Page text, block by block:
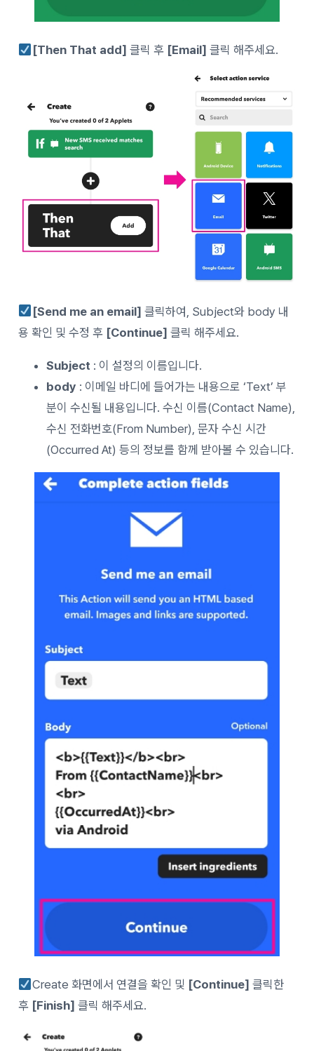
[Then That add] 클릭 후 [Email] 클릭 해주세요.
[Send me an email] 클릭하여, Subject와 body 내
용 확인 및 수정 후 [Continue] 클릭 해주세요.
Subject : 이 설정의 이름입니다.
body : 이메일 바디에 들어가는 내용으로 ‘Text’ 부
분이 수신될 내용입니다. 수신 이름(Contact Name),
수신 전화번호(From Number), 문자 수신 시간
(Occurred At) 등의 정보를 함께 받아볼 수 있습니다.
Create 화면에서 연결을 확인 및 [Continue] 클릭한
후 [Finish] 클릭 해주세요.